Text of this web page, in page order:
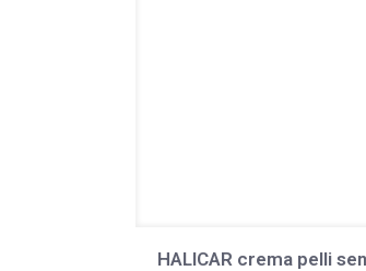
HALICAR crema pelli